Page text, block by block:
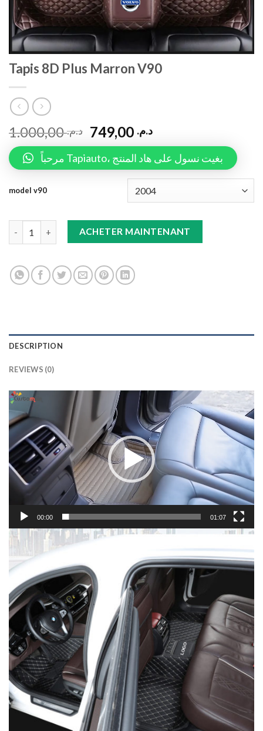
Tapis 8D Plus Marron V90
د.م.1.000,00 د.م.
مرحباً Tapiauto، بغيت نسول على هاد المنتج
model v90
Tapis 8D Plus Marron V90 quantity
ACHETER MAINTENANT
DESCRIPTION
REVIEWS (0)
Lecteur
vidéo
00:00 01:07